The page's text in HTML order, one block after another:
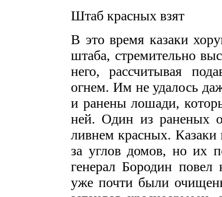
Штаб красных взят
В это время казаки
штаба, стремительно
него, рассчитывая
огнем. Им не удалось
и ранены лошади,
ней. Один из раненых
ливнем красных. Казаки
за углов домов, но их
генерал Бородин
уже почти были